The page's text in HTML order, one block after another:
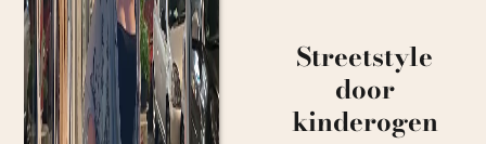
Streetstyle
door
kinderogen